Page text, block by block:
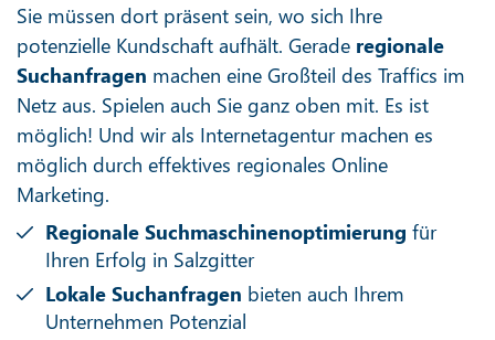
Sie müssen dort präsent sein, wo sich Ihre
potenzielle Kundschaft aufhält. Gerade regionale
Suchanfragen machen eine Großteil des Traffics im
Netz aus. Spielen auch Sie ganz oben mit. Es ist
möglich! Und wir als Internetagentur machen es
möglich durch effektives regionales Online
Marketing.
Regionale Suchmaschinenoptimierung für
Ihren Erfolg in Salzgitter
Lokale Suchanfragen bieten auch Ihrem
Unternehmen Potenzial